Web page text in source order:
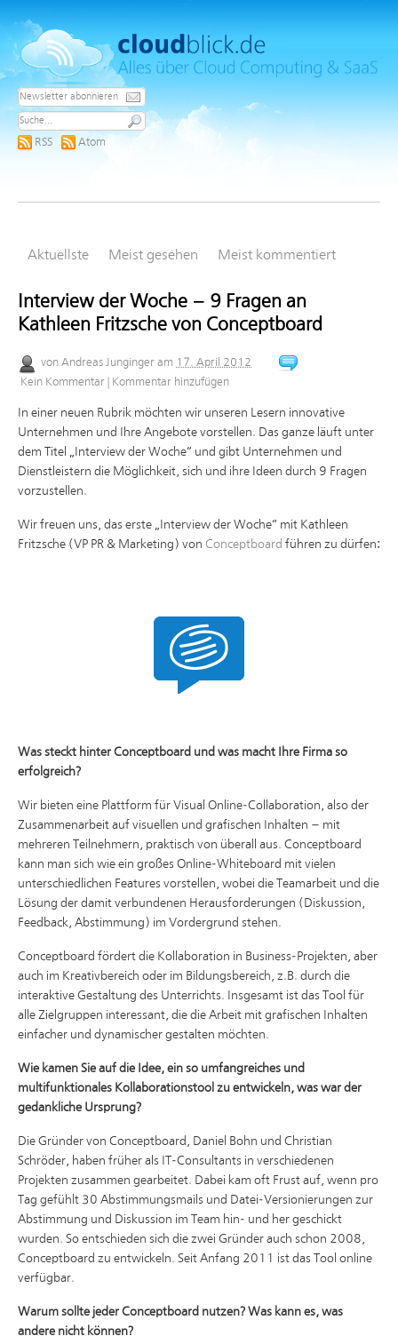
RSS Atom
Aktuellste Meist gesehen Meist kommentiert
Interview der Woche – 9 Fragen an
Kathleen Fritzsche von Conceptboard
von Andreas Junginger am 17. April 2012
Kein Kommentar
Kommentar hinzufügen
In einer neuen Rubrik möchten wir unseren Lesern innovative
Unternehmen und Ihre Angebote vorstellen. Das ganze läuft unter
dem Titel „Interview der Woche“ und gibt Unternehmen und
Dienstleistern die Möglichkeit, sich und ihre Ideen durch 9 Fragen
vorzustellen.
Wir freuen uns, das erste „Interview der Woche“ mit Kathleen
Fritzsche (VP PR & Marketing) von Conceptboard führen zu dürfen:
Was steckt hinter Conceptboard und was macht Ihre Firma so
erfolgreich?
Wir bieten eine Plattform für Visual Online-Collaboration, also der
Zusammenarbeit auf visuellen und grafischen Inhalten – mit
mehreren Teilnehmern, praktisch von überall aus. Conceptboard
kann man sich wie ein großes Online-Whiteboard mit vielen
unterschiedlichen Features vorstellen, wobei die Teamarbeit und die
Lösung der damit verbundenen Herausforderungen (Diskussion,
Feedback, Abstimmung) im Vordergrund stehen.
Conceptboard fördert die Kollaboration in Business-Projekten, aber
auch im Kreativbereich oder im Bildungsbereich, z.B. durch die
interaktive Gestaltung des Unterrichts. Insgesamt ist das Tool für
alle Zielgruppen interessant, die die Arbeit mit grafischen Inhalten
einfacher und dynamischer gestalten möchten.
Wie kamen Sie auf die Idee, ein so umfangreiches und
multifunktionales Kollaborationstool zu entwickeln, was war der
gedankliche Ursprung?
Die Gründer von Conceptboard, Daniel Bohn und Christian
Schröder, haben früher als IT-Consultants in verschiedenen
Projekten zusammen gearbeitet. Dabei kam oft Frust auf, wenn pro
Tag gefühlt 30 Abstimmungsmails und Datei-Versionierungen zur
Abstimmung und Diskussion im Team hin- und her geschickt
wurden. So entschieden sich die zwei Gründer auch schon 2008,
Conceptboard zu entwickeln. Seit Anfang 2011 ist das Tool online
verfügbar.
Warum sollte jeder Conceptboard nutzen? Was kann es, was
andere nicht können?